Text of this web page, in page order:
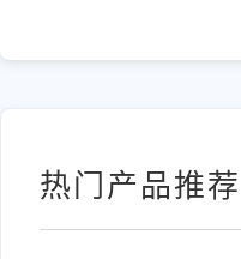
热门产品推荐